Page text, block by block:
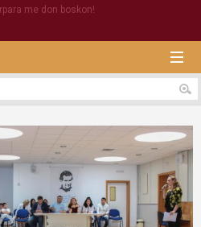
me don boskon!